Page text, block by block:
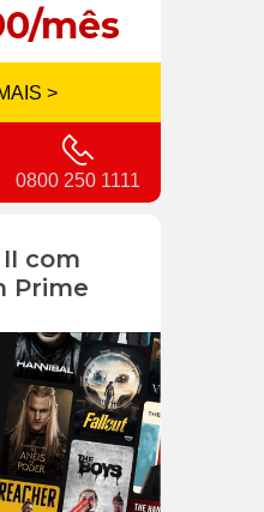
mês
>
0800 250 1111
II com
Prime